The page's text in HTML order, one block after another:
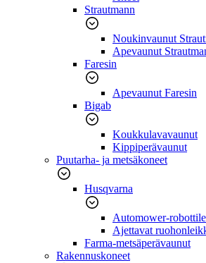
Strautmann
Noukinvaunut
Apevaunut
Faresin
Apevaunut Faresin
Bigab
Koukkulavavaunut
Kippiperävaunut
Puutarha- ja metsäkoneet
Husqvarna
Automower-
Ajettavat
Farma-metsäperävaunut
Rakennuskoneet